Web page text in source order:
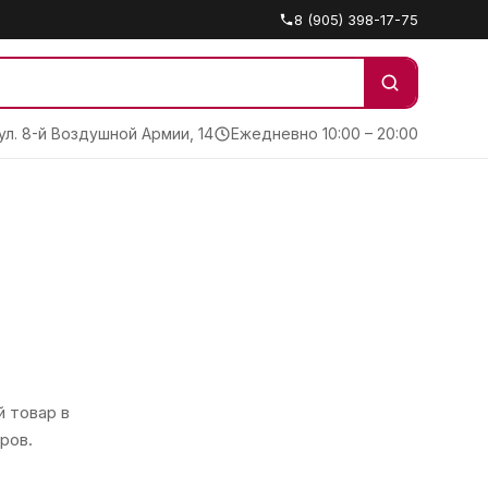
8 (905) 398-17-75
8-й Воздушной Армии, 14 Ежедневно 10:00 – 20:00
товар в